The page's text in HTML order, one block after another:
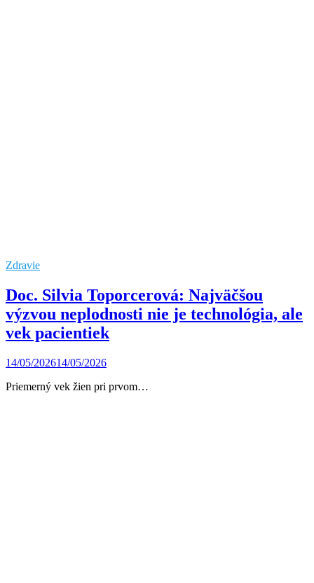
Zdravie
Doc. Silvia Toporcerová: Najväčšou
výzvou neplodnosti nie je technológia, ale
vek pacientiek
14/05/202614/05/2026
Priemerný vek žien pri prvom…